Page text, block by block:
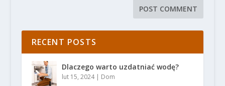
RECENT POSTS
Dlaczego warto uzdatniać wodę?
lut 15, 2024| Dom